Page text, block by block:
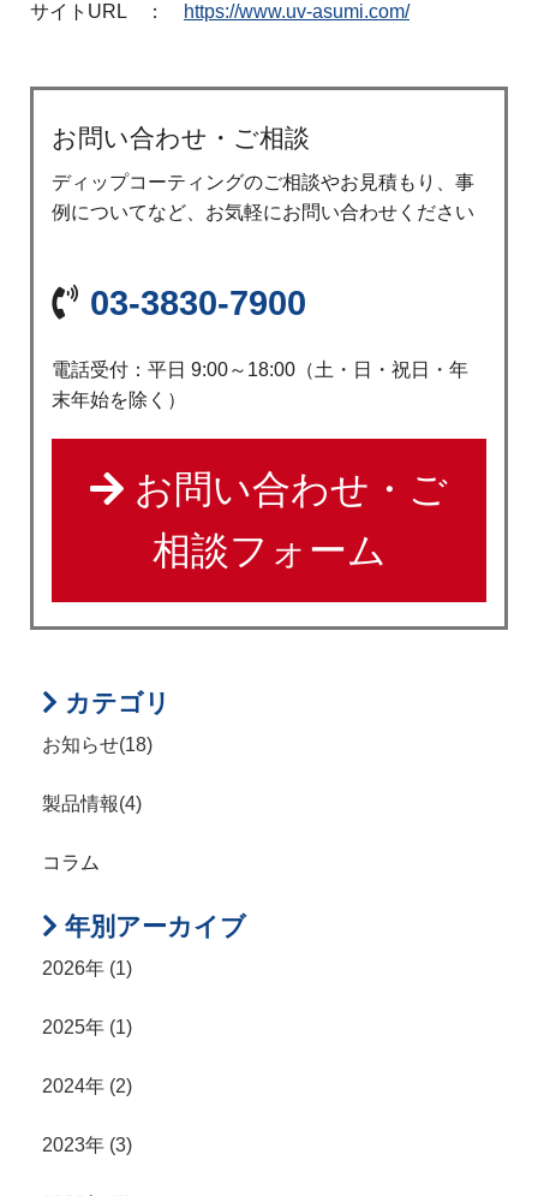
サイトURL ： https://www.uv-asumi.com/
お問い合わせ・ご相談
ディップコーティングのご相談やお見積もり、事
例についてなど、お気軽にお問い合わせください
03-3830-7900
電話受付：平日 9:00～18:00（土・日・祝日・年
末年始を除く）
お問い合わせ・ご
相談フォーム
カテゴリ
お知らせ(18)
製品情報(4)
コラム
年別アーカイブ
2026年 (1)
2025年 (1)
2024年 (2)
2023年 (3)